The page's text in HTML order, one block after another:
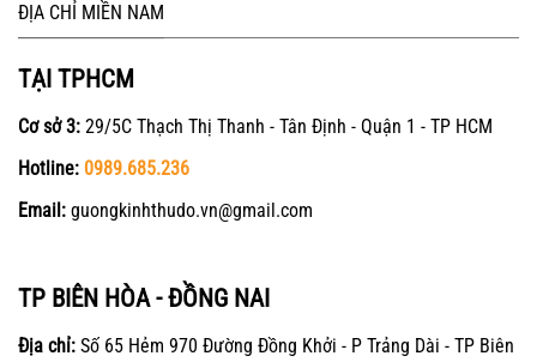
ĐỊA CHỈ MIỀN NAM
TẠI TPHCM
Cơ sở 3: 29/5C Thạch Thị Thanh - Tân Định - Quận 1 - TP HCM
Hotline: 0989.685.236
Email: guongkinhthudo.vn@gmail.com
TP BIÊN HÒA - ĐỒNG NAI
Địa chỉ: Số 65 Hẻm 970 Đường Đồng Khởi - P Trảng Dài - TP Biên